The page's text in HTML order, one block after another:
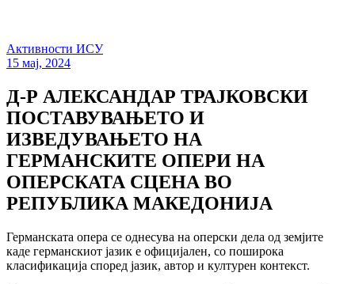
Активности ИСУ
15 мај, 2024
Д-Р АЛЕКСАНДАР ТРАЈКОВСКИ
ПОСТАВУВАЊЕТО И
ИЗВЕДУВАЊЕТО НА
ГЕРМАНСКИТЕ ОПЕРИ НА
ОПЕРСКАТА СЦЕНА ВО
РЕПУБЛИКА МАКЕДОНИЈА
Германската опера се однесува на оперски дела од земјите
каде германскиот јазик е официјален, со поширока
класификација според јазик, автор и културен контекст.